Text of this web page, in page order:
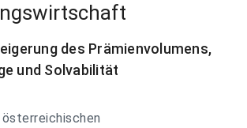
des Prämienvolumens,
und Solvabilität
österreichischen